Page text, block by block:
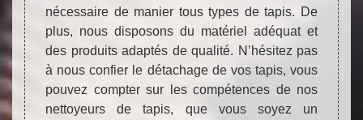
nécessaire de manier tous types de tapis. De
plus, nous disposons du matériel adéquat et
des produits adaptés de qualité. N’hésitez pas
à nous confier le détachage de vos tapis, vous
pouvez compter sur les compétences de nos
nettoyeurs de tapis, que vous soyez un